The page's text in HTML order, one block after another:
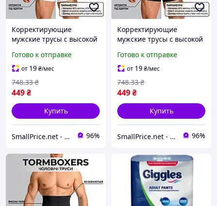
Корректирующие
мужские трусы с высокой
белые, размер 2XL-3XL
Готово к отправке
от 19₴/мес
449₴
748.33 ₴
Купить
SmallPrice.net - магазин товаров для дома и аксессуаров 96%
Корректирующие
мужские трусы с высокой
черные, размер S-M
Готово к отправке
от 19₴/мес
449₴
748.33 ₴
Купить
SmallPrice.net - магазин товаров для дома и аксессуаров 96%